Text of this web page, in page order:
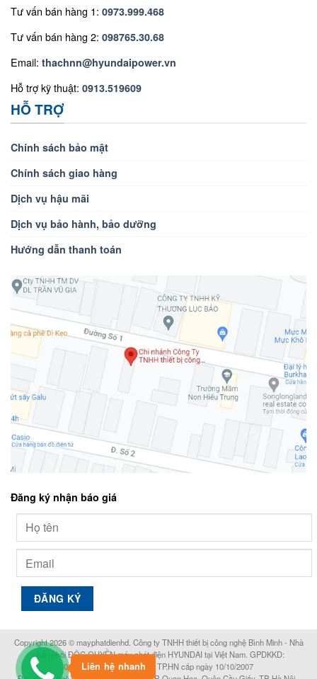
Tư vấn bán hàng 1: 0973.999.468
Tư vấn bán hàng 2: 098765.30.68
Email: thachnn@hyundaipower.vn
Hỗ trợ kỹ thuật: 0913.519609
HỖ TRỢ
Chính sách bảo mật
Chính sách giao hàng
Dịch vụ hậu mãi
Dịch vụ bảo hành, bảo dưỡng
Hướng dẫn thanh toán
Đăng ký nhận báo giá
Copyright 2026 © mayphatdienhd. Công ty TNHH thiết bị công nghệ Bình Minh - Nhà
phân phối ĐỘC QUYỀN máy phát điện HYUNDAI tại Việt Nam. GPDKKD:
0102388286 do sở KH&DT TP.HN cấp ngày 10/10/2007
Liên hệ nhanh